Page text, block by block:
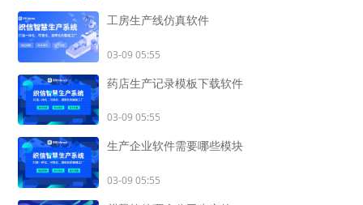
工房生产线仿真软件
03-09 05:55
药店生产记录模板下载软件
03-09 05:55
生产企业软件需要哪些模块
03-09 05:55